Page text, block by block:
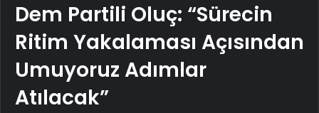
Dem Partili Oluç: “Sürecin
Ritim Yakalaması Açısından
Umuyoruz Adımlar
Atılacak”